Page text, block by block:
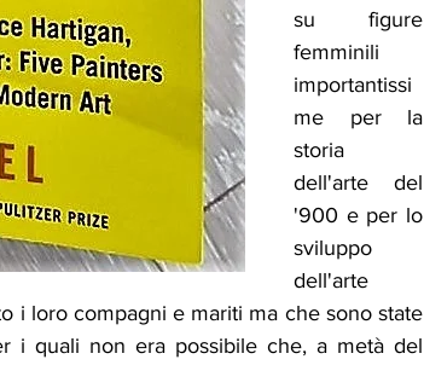
su figure
femminili
importantissi
me per la
storia
dell'arte del
'900 e per lo
sviluppo
dell'arte
i loro compagni e mariti ma che sono state
i quali non era possibile che, a metà del